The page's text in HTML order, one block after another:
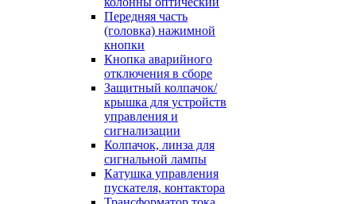
Передняя часть
(головка) нажимной
кнопки
Кнопка аварийного
отключения в сборе
Защитный колпачок/
крышка для устройств
управления и
сигнализации
Колпачок, линза для
сигнальной лампы
Катушка управления
пускателя, контактора